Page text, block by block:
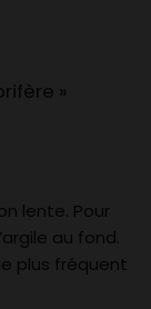
»
lente. Pour
au fond.
plus fréquent